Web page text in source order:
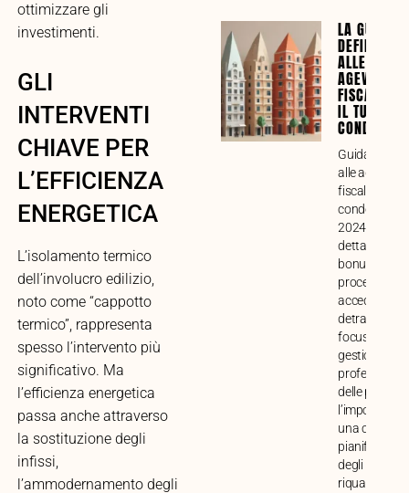
ottimizzare gli
investimenti.
GLI
INTERVENTI
CHIAVE PER
L’EFFICIENZA
ENERGETICA
L’isolamento termico
dell’involucro edilizio,
noto come “cappotto
termico”, rappresenta
spesso l’intervento più
significativo. Ma
l’efficienza energetica
passa anche attraverso
la sostituzione degli
infissi,
l’ammodernamento degli
LA GUIDA
DEFINITIVA
ALLE
FISCALI
IL TUO
Guida
alle
fiscali per
condominiali
2024. Analisi
dettagliata di
bonus,
procedure
accedere alle
detrazioni,
focus sulla
gestione
professionale
delle pratiche
l’importanza
una corretta
degli